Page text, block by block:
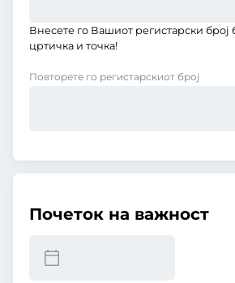
Внесете го Вашиот регистарски број
цртичка и точка!
Повторете го регистарскиот број
Почеток на важност